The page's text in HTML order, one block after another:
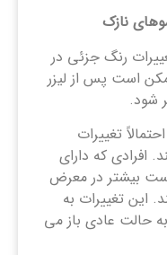
نازک
رنگ جزئی در
است پس از لیزر
شود.
تغییرات
افرادی که دارای
بیشتر در معرض
این تغییرات به
حالت عادی باز می